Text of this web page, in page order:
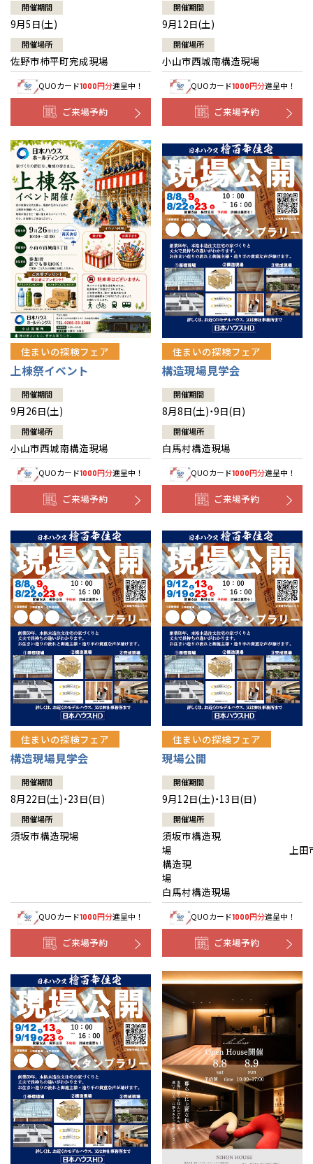
開催期間
9月5日(土)
開催場所
佐野市柿平町完成現場
QUOカード1000円分進呈中！
ご来場予約
開催期間
9月12日(土)
開催場所
小山市西城南構造現場
QUOカード1000円分進呈中！
ご来場予約
住まいの探検フェア
上棟祭イベント
開催期間
9月26日(土)
開催場所
小山市西城南構造現場
QUOカード1000円分進呈中！
ご来場予約
住まいの探検フェア
構造現場見学会
開催期間
8月8日(土)・9日(日)
開催場所
白馬村構造現場
QUOカード1000円分進呈中！
ご来場予約
住まいの探検フェア
構造現場見学会
開催期間
8月22日(土)・23日(日)
開催場所
須坂市構造現場
QUOカード1000円分進呈中！
ご来場予約
住まいの探検フェア
現場公開
開催期間
9月12日(土)・13日(日)
開催場所
須坂市構造現
場 上田
構造現
白馬村構造現場
QUOカード1000円分進呈中！
ご来場予約